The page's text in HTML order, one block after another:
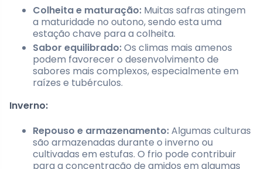
Colheita e maturação: Muitas safras atingem
a maturidade no outono, sendo esta uma
estação chave para a colheita.
Sabor equilibrado:Os climas mais amenos
podem favorecer o desenvolvimento de
sabores mais complexos, especialmente em
raízes e tubérculos.
Inverno:
Repouso e armazenamento:Algumas culturas
são armazenadas durante o inverno ou
cultivadas em estufas. O frio pode contribuir
para a concentração de amidos em algumas